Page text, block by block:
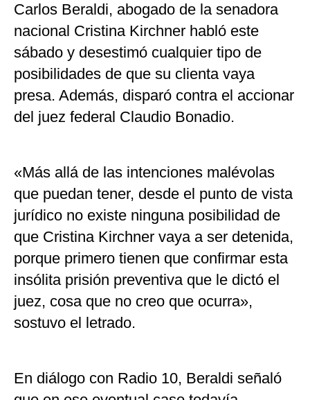
Carlos Beraldi, abogado de la senadora
nacional Cristina Kirchner habló este
sábado y desestimó cualquier tipo de
posibilidades de que su clienta vaya
presa. Además, disparó contra el accionar
del juez federal Claudio Bonadio.
«Más allá de las intenciones malévolas
que puedan tener, desde el punto de vista
jurídico no existe ninguna posibilidad de
que Cristina Kirchner vaya a ser detenida,
porque primero tienen que confirmar esta
insólita prisión preventiva que le dictó el
juez, cosa que no creo que ocurra»,
sostuvo el letrado.
En diálogo con Radio 10, Beraldi señaló